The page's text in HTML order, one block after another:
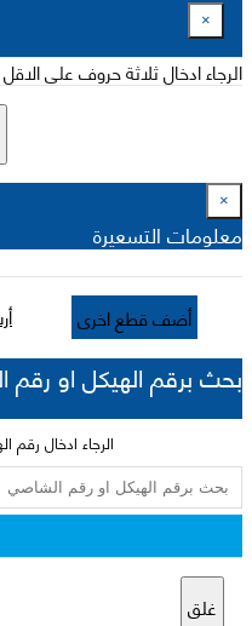
×
الرجاء ادخال ثلاثة حروف على الاقل
×
معلومات التسعيرة
أضف قطع اخرى
بحث برقم الهيكل او
الرجاء ادخال
غلق